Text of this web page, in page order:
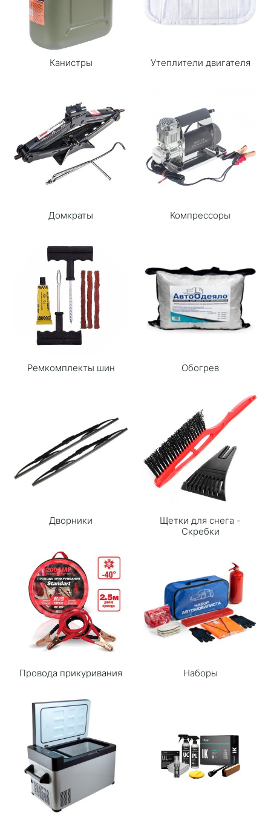
Канистры Утеплители двигателя
Домкраты Компрессоры
Ремкомплекты шин Обогрев
Дворники
Щетки для снега -
Скребки
Провода прикуривания Наборы